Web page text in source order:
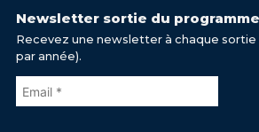
Newsletter sortie du programme
Recevez une newsletter à chaque sortie
par année).